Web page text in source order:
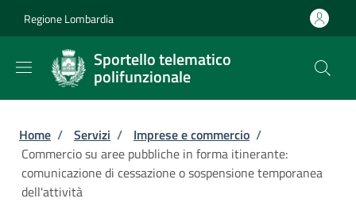
Regione Lombardia
Sportello telematico
polifunzionale
Briciole di pane
Home / Servizi / Imprese e commercio /
Commercio su aree pubbliche in forma itinerante:
comunicazione di cessazione o sospensione temporanea
dell'attività